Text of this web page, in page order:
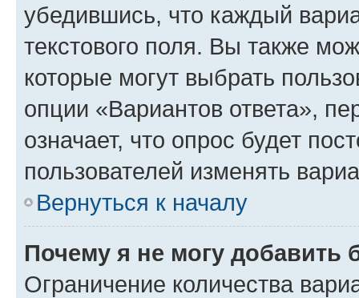
убедившись, что каждый
текстового поля. Вы также
которые могут выбрать
опции «Вариантов ответа»,
означает, что опрос будет
пользователей изменять
Вернуться к началу
Почему я не могу добавить
Ограничение количества